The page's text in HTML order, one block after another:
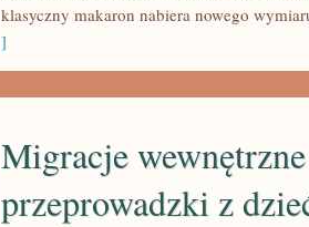
klasyczny makaron nabiera nowego
]
Migracje
przeprowadzki z